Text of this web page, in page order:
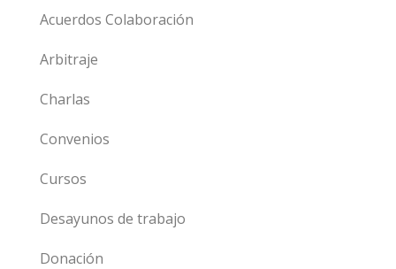
Acuerdos Colaboración
Arbitraje
Charlas
Convenios
Cursos
Desayunos de trabajo
Donación